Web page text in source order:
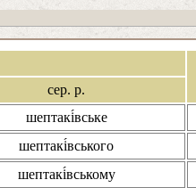
сер. р.
шептакі́вське
шептакі́вського
шептакі́вському